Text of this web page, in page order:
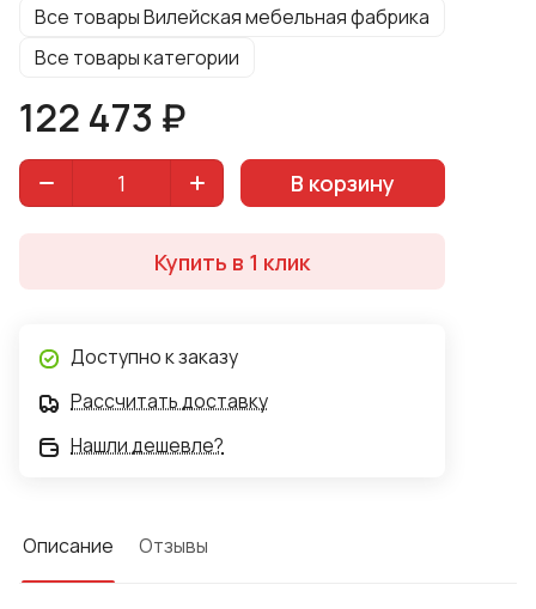
Оксфорд". Вид поставки: В разобранном виде.
Все товары Вилейская мебельная фабрика
Все товары категории
122 473 ₽
В корзину
Купить в 1 клик
Доступно к заказу
Рассчитать доставку
Нашли дешевле?
Описание Отзывы